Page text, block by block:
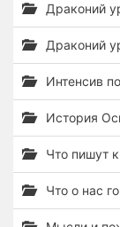
Драконий
Драконий
Интенсив
История
Что пишут
Что о нас